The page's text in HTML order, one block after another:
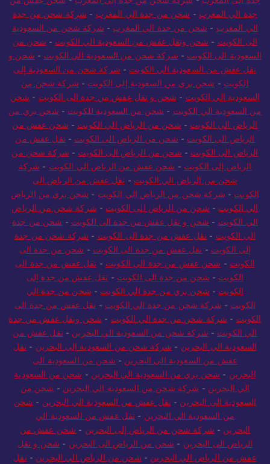
جدة الي المغرب - شحن من جدة الي المغرب - شركة شحن من جدة
الي المغرب - شحن من جدة الي المغرب - شركة شحن من السعودية
الى الكويت - شحن ونقل عفش من السعودية الي الكويت - شحن من
السعودية الى الكويت - شركة شحن من السعودية الي الكويت - شحن و
نقل عفش من السعودية الي الكويت - شركة شحن من السعودية إلى
الكويت - شحن بري من السعودية إلى الكويت - شركة شحن من
السعودية الي الكويت - شحن و نقل عفش من جدة الى الكويت - شحن
من السعودية الي الكويت - شحن من السعودية للكويت - شحن بري من
الرياض الي الكويت - شحن من الرياض الي الكويت - شحن عفش من
الرياض الى الكويت - شحن من الرياض الى الكويت - نقل عفش من
الرياض الى الكويت - شحن من الرياض الى الكويت - شركة شحن من
الرياض إلى الكويت - شحن عفش من الرياض الي الكويت - شركة
شحن من الرياض الي الكويت - نقل عفش من الرياض الى
الكويت - شركة شحن من الرياض الي الكويت - شحن بري من الرياض
الي الكويت - شحن من الرياض الى الكويت - شركة شحن من الرياض
الي الكويت - شحن و نقل عفش من جدة الى الكويت - شحن من جدة
الى الكويت - نقل عفش من جدة الى الكويت - شركة شحن من جدة
إلى الكويت - نقل عفش من جدة الى الكويت - شحن من جدة الى
الكويت - شحن عفش من جدة الي الكويت - نقل عفش من جدة الى
الكويت - شحن من جدة الى الكويت - نقل عفش من جدة إلى
الكويت - شحن بري من جدة الي الكويت - شحن من جدة الي
الكويت - شركة شحن من جدة الي الكويت - نقل عفش من جدة الى
الكويت - شركة شحن من جدة الي الكويت - شحن ونقل عفش من جدة
الي الكويت - شركة شحن من السعودية الي البحرين - نقل عفش من
السعودية الي البحرين - شركة شحن من السعودية إلى البحرين - نقل
عفش من السعودية الي البحرين - شحن من السعودية الى
البحرين - شحن بري من السعودية الي البحرين - شحن من السعودية
الي البحرين - شركة شحن من السعودية الي البحرين - شحن من
السعودية الى البحرين - نقل عفش من السعودية الي البحرين - شحن
من السعودية الي البحرين - نقل عفش من السعودية الي
البحرين - شركة شحن من الرياض إلى البحرين - شحن عفش من
الرياض الى البحرين - شحن من الرياض الى البحرين - شحن و نقل
عفش من الرياض الي البحرين - شحن من الرياض الي البحرين - نقل